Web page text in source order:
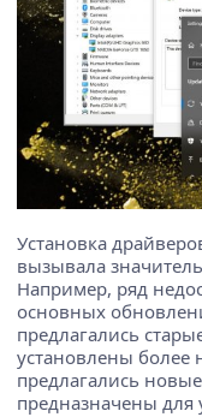
Установка
вызывала
Например, ряд
основных
предлагались
установлены более
предлагались
предназначены для